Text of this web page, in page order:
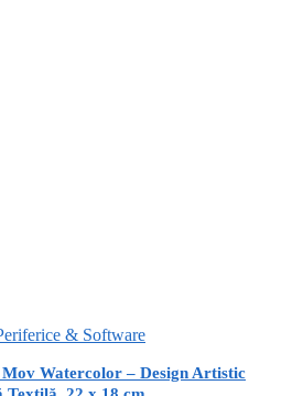
& Software
Mov Watercolor – Design Artistic